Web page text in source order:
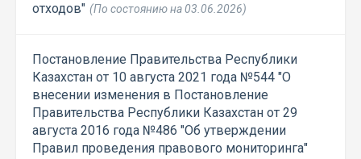
отходов" (По состоянию на 03.06.2026)
Постановление Правительства Республики
Казахстан от 10 августа 2021 года №544 "О
внесении изменения в Постановление
Правительства Республики Казахстан от 29
августа 2016 года №486 "Об утверждении
Правил проведения правового мониторинга"